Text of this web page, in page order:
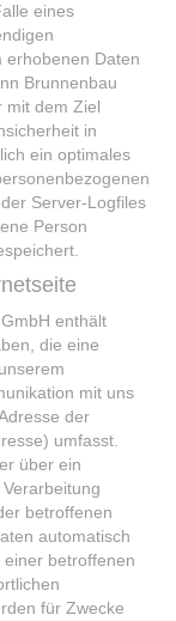
eines
erhobenen Daten
Brunnenbau
mit dem Ziel
in
ein optimales
Server-Logfiles
Person
enthält
die eine
mit uns
der
umfasst.
über ein
betroffenen
automatisch
betroffenen
für Zwecke